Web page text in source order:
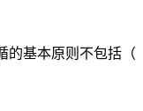
的基本原则不包括（